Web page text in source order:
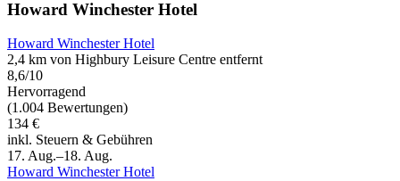
Howard Winchester Hotel
Howard Winchester Hotel
2,4 km von Highbury Leisure Centre entfernt
8,6/10
Hervorragend
(1.004 Bewertungen)
134 €
inkl. Steuern & Gebühren
17. Aug.–18. Aug.
Howard Winchester Hotel